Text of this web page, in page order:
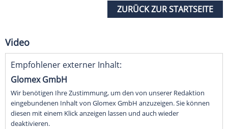
ZURÜCK ZUR STARTSEITE
Video
Empfohlener externer Inhalt:
Glomex GmbH
Wir benötigen Ihre Zustimmung, um den von unserer Redaktion
eingebundenen Inhalt von Glomex GmbH anzuzeigen. Sie können
diesen mit einem Klick anzeigen lassen und auch wieder
deaktivieren.